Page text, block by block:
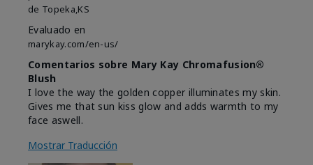
de Topeka,KS
Evaluado en
marykay.com/en-us/
Comentarios sobre Mary Kay Chromafusion®
Blush
I love the way the golden copper illuminates my skin.
Gives me that sun kiss glow and adds warmth to my
face aswell.
Mostrar Traducción